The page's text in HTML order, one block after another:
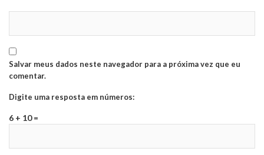
Salvar meus dados neste navegador para a próxima vez que eu
comentar.
Digite uma resposta em números:
6 + 10 =